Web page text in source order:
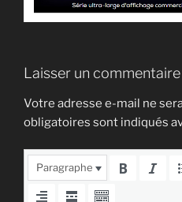
Laisser un commentaire
Votre adresse e-mail ne
obligatoires sont indiqués
Paragraphe